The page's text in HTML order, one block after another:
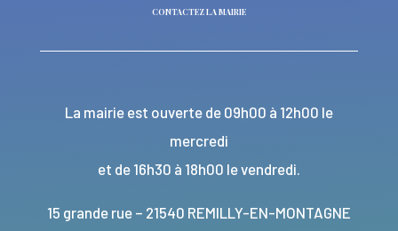
CONTACTEZ LA MAIRIE
La mairie est ouverte de 09h00 à 12h00 le
mercredi
et de 16h30 à 18h00 le vendredi.
15 grande rue – 21540 REMILLY-EN-MONTAGNE